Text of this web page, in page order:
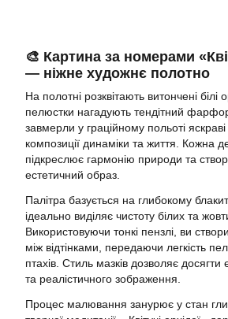
🎨 Картина за номерами
— ніжне художнє полотно
На полотні розквітають витончені білі
пелюстки нагадують тендітний
завмерли у граційному польоті
композиції динаміки та життя. Кожна
підкреслює гармонію природи та
естетичний образ.
Палітра базується на глибокому
ідеально виділяє чистоту білих та
Використовуючи тонкі пензлі, ви
між відтінками, передаючи легкість
птахів. Стиль мазків дозволяє досягти
та реалістичного зображення.
Процес малювання занурює у стан